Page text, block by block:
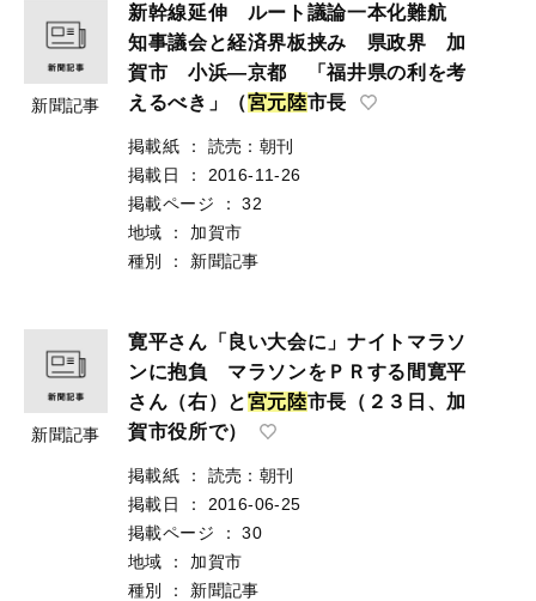
新聞記事
新幹線延伸 ルート議論一本化難航
知事議会と経済界板挟み 県政界 加
賀市 小浜―京都 「福井県の利を考
えるべき」（宮元陸市長
掲載紙 ：
読売：朝刊
掲載日
：
2016-11-26
掲載ページ
：
32
地域
：
加賀市
種別
： 新聞記事
新聞記事
寛平さん「良い大会に」ナイトマラソ
ンに抱負 マラソンをＰＲする間寛平
さん（右）と宮元陸市長（２３日、加
賀市役所で）
掲載紙 ：
読売：朝刊
掲載日
：
2016-06-25
掲載ページ
：
30
地域
：
加賀市
種別
： 新聞記事